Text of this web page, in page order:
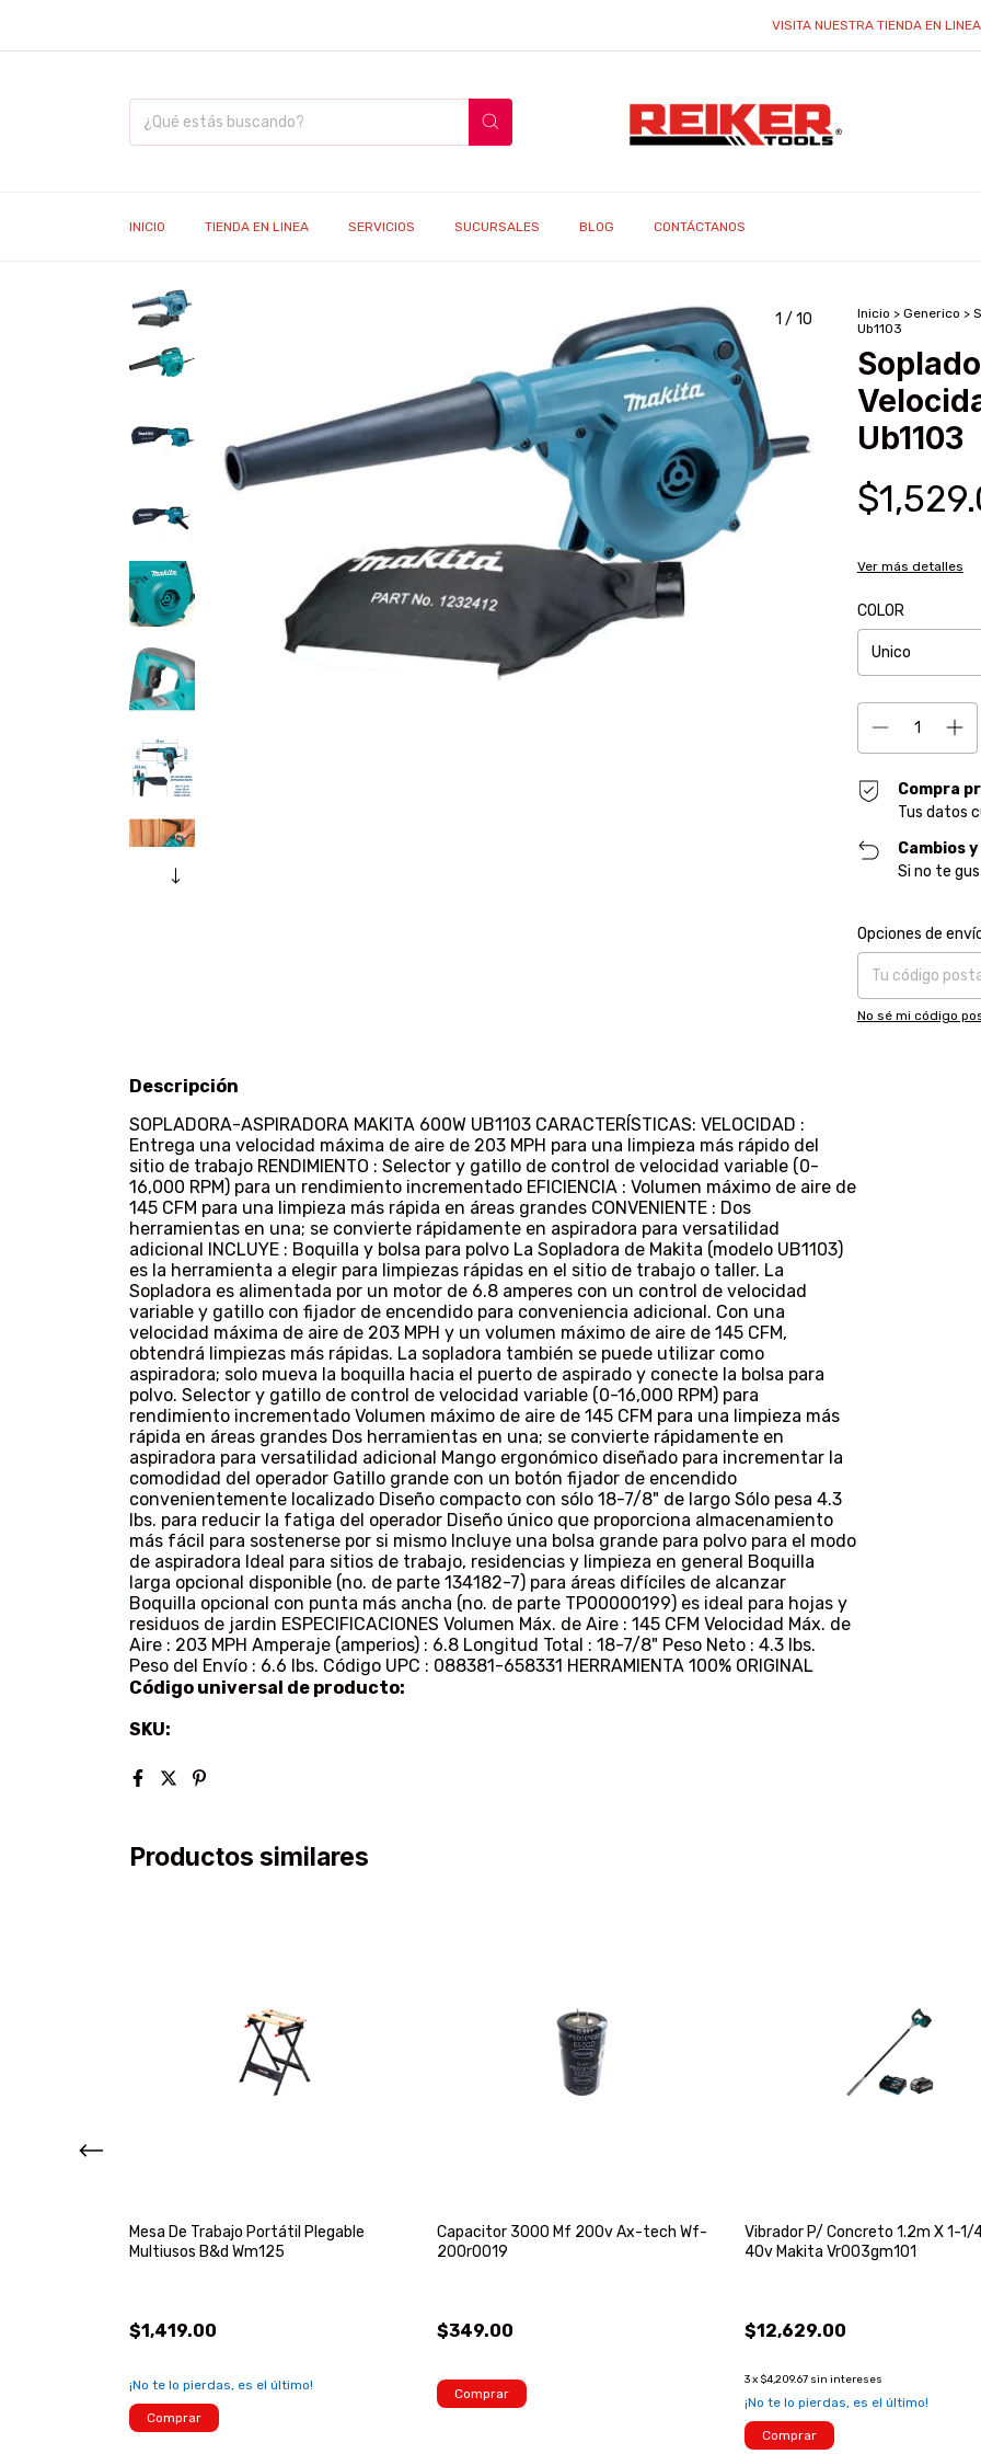
VISITA NUESTRA TIENDA EN LINEA Y
INICIO TIENDA EN LINEA SERVICIOS SUCURSALES BLOG CONTÁCTANOS
1 / 10 Inicio > Generico >
Ub1103
Ub1103
Ver más detalles
COLOR
Compra
Tus datos
Cambios
Si no te
Entregas para el
Opciones de
No sé mi código
Descripción
SOPLADORA-ASPIRADORA MAKITA 600W UB1103 CARACTERÍSTICAS: VELOCIDAD :
Entrega una velocidad máxima de aire de 203 MPH para una limpieza más rápido del
sitio de trabajo RENDIMIENTO : Selector y gatillo de control de velocidad variable (0-
16,000 RPM) para un rendimiento incrementado EFICIENCIA : Volumen máximo de aire de
145 CFM para una limpieza más rápida en áreas grandes CONVENIENTE : Dos
herramientas en una; se convierte rápidamente en aspiradora para versatilidad
adicional INCLUYE : Boquilla y bolsa para polvo La Sopladora de Makita (modelo UB1103)
es la herramienta a elegir para limpiezas rápidas en el sitio de trabajo o taller. La
Sopladora es alimentada por un motor de 6.8 amperes con un control de velocidad
variable y gatillo con fijador de encendido para conveniencia adicional. Con una
velocidad máxima de aire de 203 MPH y un volumen máximo de aire de 145 CFM,
obtendrá limpiezas más rápidas. La sopladora también se puede utilizar como
aspiradora; solo mueva la boquilla hacia el puerto de aspirado y conecte la bolsa para
polvo. Selector y gatillo de control de velocidad variable (0-16,000 RPM) para
rendimiento incrementado Volumen máximo de aire de 145 CFM para una limpieza más
rápida en áreas grandes Dos herramientas en una; se convierte rápidamente en
aspiradora para versatilidad adicional Mango ergonómico diseñado para incrementar la
comodidad del operador Gatillo grande con un botón fijador de encendido
convenientemente localizado Diseño compacto con sólo 18-7/8" de largo Sólo pesa 4.3
lbs. para reducir la fatiga del operador Diseño único que proporciona almacenamiento
más fácil para sostenerse por si mismo Incluye una bolsa grande para polvo para el modo
de aspiradora Ideal para sitios de trabajo, residencias y limpieza en general Boquilla
larga opcional disponible (no. de parte 134182-7) para áreas difíciles de alcanzar
Boquilla opcional con punta más ancha (no. de parte TP00000199) es ideal para hojas y
residuos de jardin ESPECIFICACIONES Volumen Máx. de Aire : 145 CFM Velocidad Máx. de
Aire : 203 MPH Amperaje (amperios) : 6.8 Longitud Total : 18-7/8" Peso Neto : 4.3 lbs.
Peso del Envío : 6.6 lbs. Código UPC : 088381-658331 HERRAMIENTA 100% ORIGINAL
Código universal de producto:
SKU:
Productos similares
Mesa De Trabajo Portátil Plegable
Multiusos B&d Wm125
$1,419.00
¡No te lo pierdas, es el último!
Comprar
Capacitor 3000 Mf 200v Ax-tech Wf-
200r0019
$349.00
Comprar
Vibrador P/ Concreto 1.2m X 1-1/
40v Makita Vr003gm101
$12,629.00
3x $4,209.67 sin intereses
¡No te lo pierdas, es el último!
Comprar